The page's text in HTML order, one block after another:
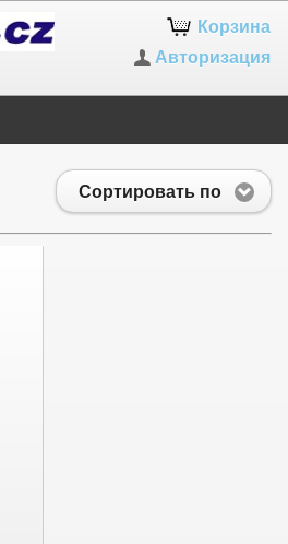
Корзина
Авторизация
Сортировать по